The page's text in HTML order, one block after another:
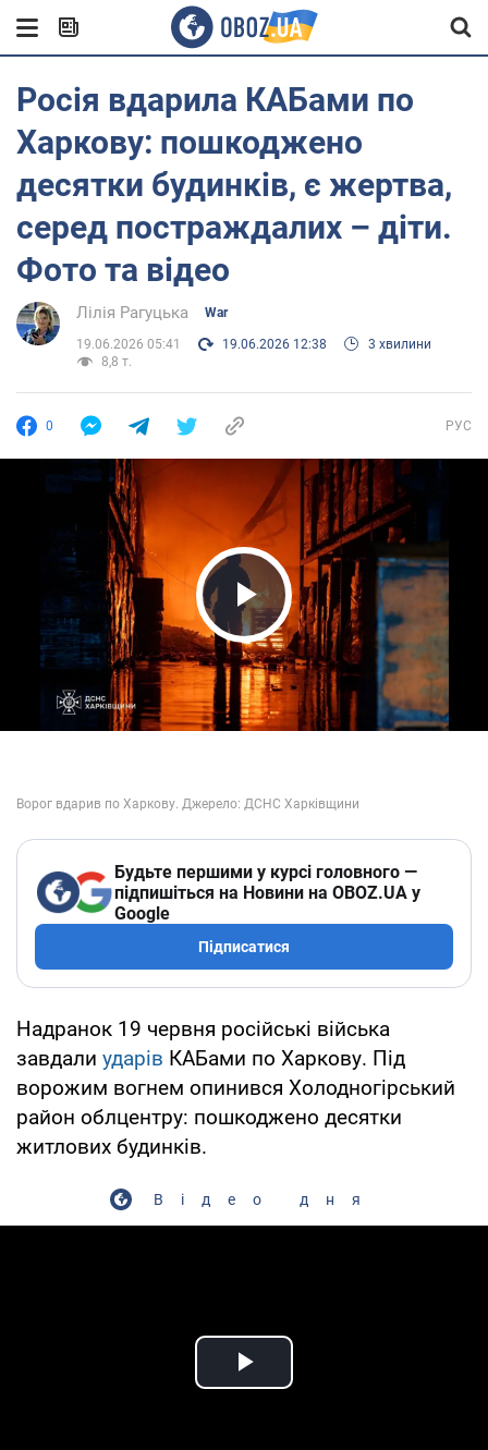
Росія вдарила КАБами по
Харкову: пошкоджено
десятки будинків, є жертва,
серед постраждалих – діти.
Фото та відео
Лілія Рагуцька War
19.06.2026 05:41 19.06.2026 12:38
3 хвилини
8,8 т.
0 РУС
Play Video
Будьте першими у курсі головного —
підпишіться на Новини на OBOZ.UA у
Google
Підписатися
Надранок 19 червня російські війська
завдали ударів КАБами по Харкову. Під
ворожим вогнем опинився Холодногірський
район облцентру: пошкоджено десятки
житлових будинків.
Відео дня
Play Video